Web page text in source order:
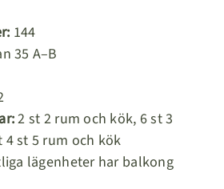
144
35 A–B
2 st 2 rum och kök, 6 st 3
st 5 rum och kök
lägenheter har balkong